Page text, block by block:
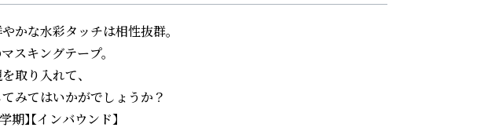
かな水彩タッチは相性抜群。
スキングテープ。
取り入れて、
みてはいかがでしょうか？
学期】【インバウンド】